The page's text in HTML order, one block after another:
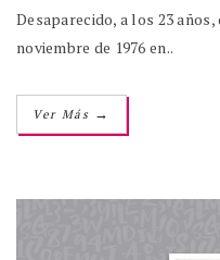
Desaparecido, a los 23
noviembre de 1976 en..
Ver Más →